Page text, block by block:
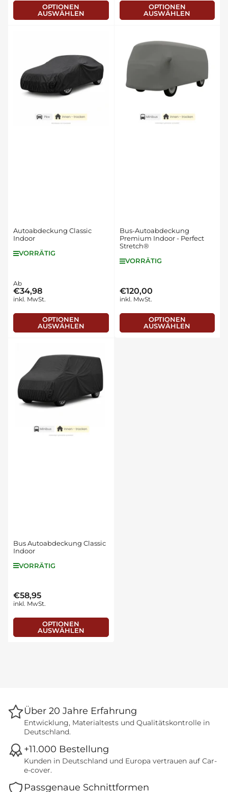
OPTIONEN
AUSWÄHLEN
OPTIONEN
AUSWÄHLEN
Autoabdeckung Classic
Indoor
VORRÄTIG
Normaler
Preis
Ab
€34,98
inkl. MwSt.
OPTIONEN
AUSWÄHLEN
Bus-Autoabdeckung
Premium Indoor - Perfect
Stretch®
VORRÄTIG
Normaler
Preis
€120,00
inkl. MwSt.
OPTIONEN
AUSWÄHLEN
Bus Autoabdeckung Classic
Indoor
VORRÄTIG
Normaler
Preis
€58,95
inkl. MwSt.
OPTIONEN
AUSWÄHLEN
Über 20 Jahre Erfahrung
Entwicklung, Materialtests und Qualitätskontrolle in
Deutschland.
+11.000 Bestellung
Kunden in Deutschland und Europa vertrauen auf Car-
e-cover.
Passgenaue Schnittformen